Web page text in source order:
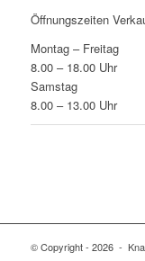
Öffnungszeiten
Montag – Freitag
8.00 – 18.00 Uhr
Samstag
8.00 – 13.00 Uhr
© Copyright - 2026 -